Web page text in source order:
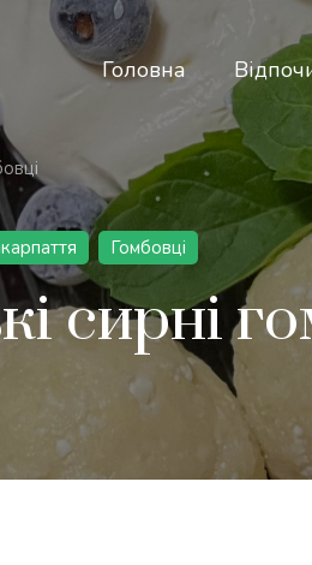
Головна
Гомбовці
сирні